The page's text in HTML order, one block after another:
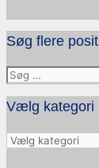
Søg flere
Søg
efter:
Vælg kategori
Vælg